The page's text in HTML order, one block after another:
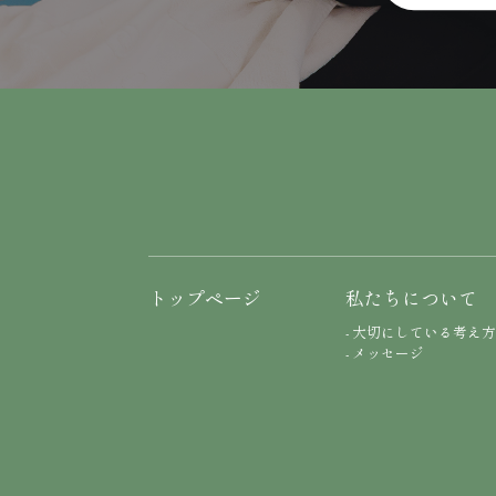
トップページ 私たちについて
- 大切にしている考え方
- メッセージ